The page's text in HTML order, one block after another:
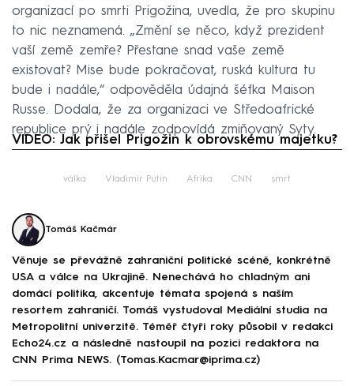
organizací po smrti Prigožina, uvedla, že pro skupinu
to nic neznamená. „Změní se něco, když prezident
vaší země zemře? Přestane snad vaše země
existovat? Mise bude pokračovat, ruská kultura tu
bude i nadále,“ odpověděla údajná šéfka Maison
Russe. Dodala, že za organizaci ve Středoafrické
republice prý i nadále zodpovídá zmiňovaný Syty.
VIDEO: Jak přišel Prigožin k obrovskému majetku?
válka Vladimir Putin Afrika CNN smrt
Tomáš Kačmár
Věnuje se převážně zahraniční politické scéně, konkrétně
USA a válce na Ukrajině. Nenechává ho chladným ani
domácí politika, akcentuje témata spojená s naším
resortem zahraničí. Tomáš vystudoval Mediální studia na
Metropolitní univerzitě. Téměř čtyři roky působil v redakci
Echo24.cz a následně nastoupil na pozici redaktora na
CNN Prima NEWS. (Tomas.Kacmar@iprima.cz)